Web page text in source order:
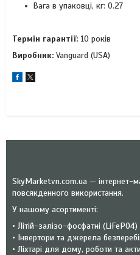
Вага в упаковці, кг: 0.27
Термін гарантії: 10 років
Виробник: Vanguard (USA)
SkyMarketvn.com.ua — інтернет-
повсякденного використання.
У нашому асортименті:
• Літій-залізо-фосфатні
• Інвертори та джерела
• Ліхтарі для дому, роботи та